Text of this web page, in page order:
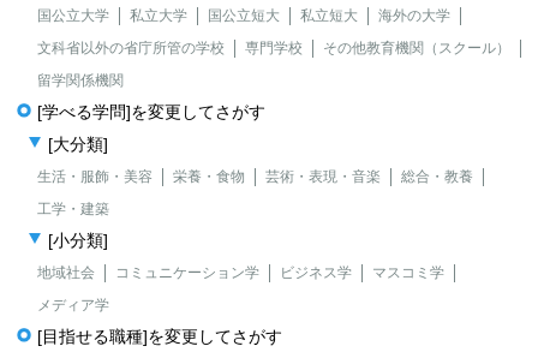
国公立大学 私立大学 国公立短大 私立短大
海外の大学
文科省以外の省庁所管の学校
専門学校
その他教育機関（スクール）
留学関係機関
[学べる学問]を変更してさがす
[大分類]
生活・服飾・美容 栄養・食物 芸術・表現・音楽
総合・教養
工学・建築
[小分類]
地域社会 コミュニケーション学 ビジネス学
マスコミ学
メディア学
[目指せる職種]を変更してさがす